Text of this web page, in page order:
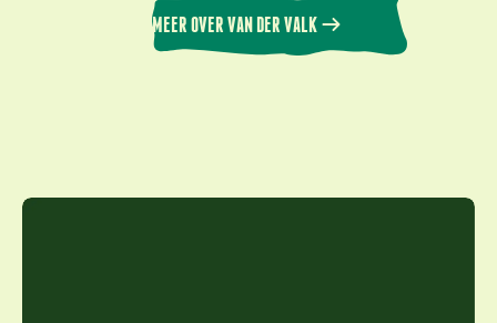
MEER OVER VAN DER VALK